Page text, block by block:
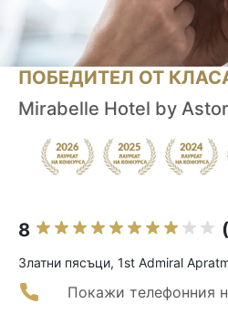
ПОБЕДИТЕЛ ОТ
Mirabelle Hotel by
8
Златни пясъци, 1st Admiral
Покажи телефонния